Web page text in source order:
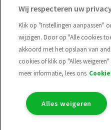
Voornaam
E-mailadres*
Wij respecteren uw
Klik op "Instellingen aanpassen"
wijzigen. Door op "Alle cookies
akkoord met het opslaan van
cookies of klik op "Alles
meer informatie, lees ons
Alles weigeren